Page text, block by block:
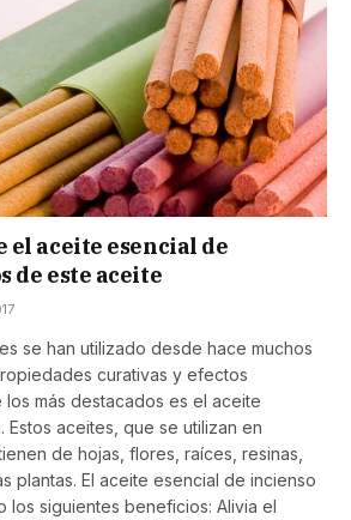
el aceite esencial de
de este aceite
se han utilizado desde hace muchos
curativas y efectos
más destacados es el aceite
Estos aceites, que se utilizan en
de hojas, flores, raíces, resinas,
plantas. El aceite esencial de incienso
los siguientes beneficios: Alivia el